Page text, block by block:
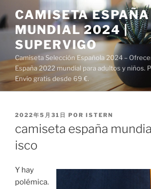
al
contenido
CAMISETA ESPAÑA
MUNDIAL 2024 |
SUPERVIGO
Camiseta Selección Española 2024 –
España 2022 mundial para adultos y niños.
Envío gratis desde 69 €.
PUBLICADO
2022年5月31日 POR ISTERN
camiseta españa
isco
Y hay
polémica.